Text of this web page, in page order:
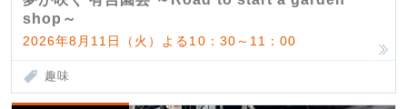
shop～
2026年8月11日（火）よる10：30～11：00
趣味